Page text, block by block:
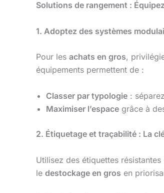
Solutions de rangement :
1. Adoptez des systèmes
Pour les achats en gros,
équipements permettent de :
Classer par typologie :
Maximiser l’espace grâce à
2. Étiquetage et traçabilité : La
Utilisez des étiquettes résistantes
le destockage en gros en